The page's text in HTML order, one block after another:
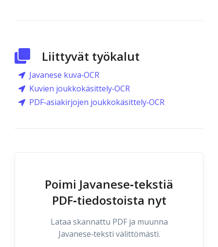
Liittyvät työkalut
Javanese kuva‑OCR
Kuvien joukkokäsittely‑OCR
PDF‑asiakirjojen joukkokäsittely‑OCR
Poimi Javanese‑tekstiä
PDF‑tiedostoista nyt
Lataa skannattu PDF ja muunna
Javanese‑teksti välittömästi.